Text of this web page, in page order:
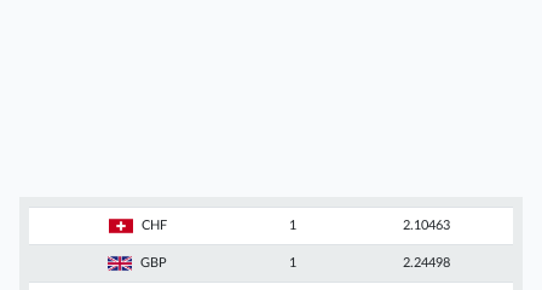
CHF 1 2.10463
GBP 1 2.24498